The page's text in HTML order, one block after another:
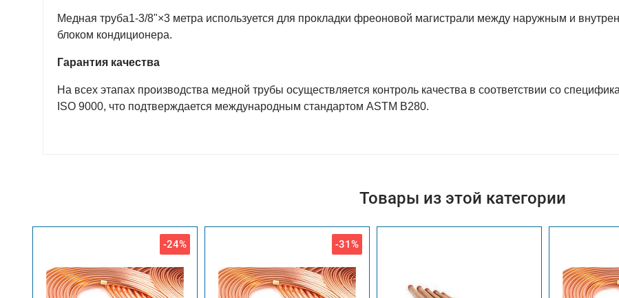
Медная труба1-3/8"×3 метра используется для прокладки фреоновой магистрали между наружным и
блоком кондиционера.
Гарантия качества
На всех этапах производства медной трубы осуществляется контроль качества в соответствии со
ISO 9000, что подтверждается международным стандартом ASTM B280.
Товары из этой категории
-24% -31%